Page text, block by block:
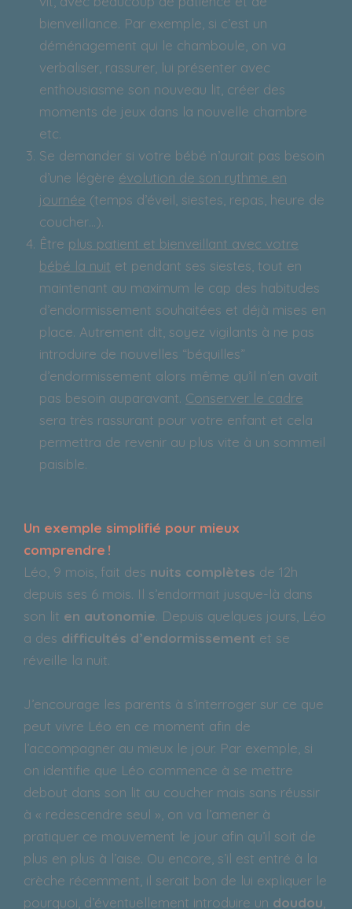
bienveillance. Par exemple, si c’est un
déménagement qui le chamboule, on va
verbaliser, rassurer, lui présenter avec
enthousiasme son nouveau lit, créer des
moments de jeux dans la nouvelle chambre
etc.
Se demander si votre bébé n’aurait pas besoin
d’une légère évolution de son rythme en
journée (temps d’éveil, siestes, repas, heure de
coucher…).
Être plus patient et bienveillant avec votre
bébé la nuit et pendant ses siestes, tout en
maintenant au maximum le cap des habitudes
d’endormissement souhaitées et déjà mises en
place. Autrement dit, soyez vigilants à ne pas
introduire de nouvelles “béquilles”
d’endormissement alors même qu’il n’en avait
pas besoin auparavant. Conserver le cadre
sera très rassurant pour votre enfant et cela
permettra de revenir au plus vite à un sommeil
paisible.
Un exemple simplifié pour mieux
comprendre !
Léo, 9 mois, fait des nuits complètes de 12h
depuis ses 6 mois. Il s’endormait jusque-là dans
son lit en autonomie. Depuis quelques jours, Léo
a des difficultés d’endormissement et se
réveille la nuit.
J’encourage les parents à s’interroger sur ce que
peut vivre Léo en ce moment afin de
l’accompagner au mieux le jour. Par exemple, si
on identifie que Léo commence à se mettre
debout dans son lit au coucher mais sans réussir
à « redescendre seul », on va l’amener à
pratiquer ce mouvement le jour afin qu’il soit de
plus en plus à l’aise. Ou encore, s’il est entré à la
crèche récemment, il serait bon de lui expliquer le
pourquoi, d’éventuellement introduire un doudou,